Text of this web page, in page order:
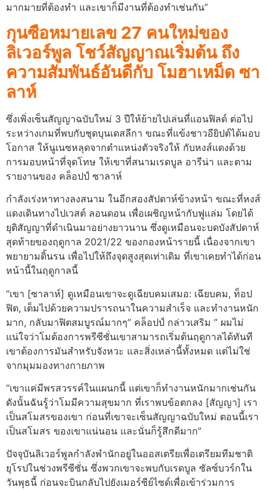
มากมายที่ต้องทํา และเขาก็มีงานที่ต้องทําเช่นกัน”
กุนซือหมายเลข 27 คนใหม่ของ
ลิเวอร์พูล โชว์สัญญาณเริ่มต้น ถึง
ความสัมพันธ์อันดีกับ โมฮาเหม็ด ซา
ลาห์
ซึ่งเพิ่งเซ็นสัญญาฉบับใหม่ 3 ปีให้ย้ายไปเล่นที่แอนฟิลด์ ต่อไป
ระหว่างเกมที่พบกับชุดบุนเดสลีกา ขณะที่แข้งชาวอียิปต์ได้มอบ
โอกาส ให้นูเนซหลุดจากตําแหน่งตัวจริงให้ กับหงส์แดงด้วย
การมอบหน้าที่จุดโทษ ให้เขาที่สนามเรดบูล อารีน่า และตาม
รายงานของ คล็อปป์ ซาลาห์
กําลังเร่งหาทางลงสนาม ในอีกสองสัปดาห์ข้างหน้า ขณะที่หงส์
แดงเดินทางไปเวสต์ ลอนดอน เพื่อเผชิญหน้ากับฟูแล่ม โดยได้
ยุติสัญญาที่ดําเนินมาอย่างยาวนาน ซึ่งดูเหมือนจะบดบังสัปดาห์
สุดท้ายของฤดูกาล 2021/22 ของกองหน้ารายนี้ เนื่องจากเขา
พยายามดิ้นรน เพื่อไปให้ถึงจุดสูงสุดเท่าเดิม ที่เขาเคยทําได้ก่อน
หน้านี้ในฤดูกาลนี้
“เขา [ซาลาห์] ดูเหมือนเขาจะดูเฉียบคมเสมอ: เฉียบคม, ท็อป
ฟิต, เต็มไปด้วยความปรารถนาในความสําเร็จ และทํางานหนัก
มาก, กลับมาฟิตสมบูรณ์มากๆ” คล็อปป์ กล่าวเสริม ” ผมไม่
แน่ใจว่าโมต้องการพรีซีซั่นเขาสามารถเริ่มต้นฤดูกาลได้ทันที
เขาต้องการมันสําหรับจังหวะ และสิ่งเหล่านี้ทั้งหมด แต่ไม่ใช่
จากมุมมองทางกายภาพ
“เขาแค่มีพรสวรรค์ในแผนกนี้ แต่เขาก็ทํางานหนักมากเช่นกัน
ดังนั้นฉันรู้ว่าโมมีความสุขมาก ที่เราพบข้อตกลง [สัญญา] เรา
เป็นสโมสรของเขา ก่อนที่เขาจะเซ็นสัญญาฉบับใหม่ ตอนนี้เรา
เป็นสโมสร ของเขาแน่นอน และนั่นก็รู้สึกดีมาก”
ปัจจุบันลิเวอร์พูลกําลังพํานักอยู่ในออสเตรียเพื่อเตรียมทีมชาติ
ยุโรปในช่วงพรีซีซั่น ซึ่งพวกเขาจะพบกับเรดบูล ซัลซ์บวร์กใน
วันพุธนี้ ก่อนจะบินกลับไปยังเมอร์ซีย์ไซด์เพื่อเข้าร่วมการ